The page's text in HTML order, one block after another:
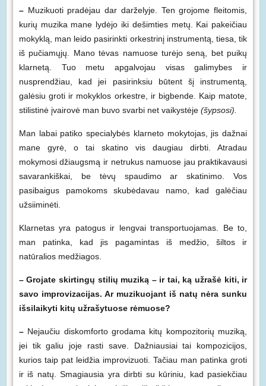
– Muzikuoti pradėjau dar darželyje. Ten grojome fleitomis,
kurių muzika mane lydėjo iki dešimties metų. Kai pakeičiau
mokyklą, man leido pasirinkti orkestrinį instrumentą, tiesa, tik
iš pučiamųjų. Mano tėvas namuose turėjo seną, bet puikų
klarnetą. Tuo metu apgalvojau visas galimybes ir
nusprendžiau, kad jei pasirinksiu būtent šį instrumentą,
galėsiu groti ir mokyklos orkestre, ir bigbende. Kaip matote,
stilistinė įvairovė man buvo svarbi net vaikystėje (šypsosi).
Man labai patiko specialybės klarneto mokytojas, jis dažnai
mane gyrė, o tai skatino vis daugiau dirbti. Atradau
mokymosi džiaugsmą ir netrukus namuose jau praktikavausi
savarankiškai, be tėvų spaudimo ar skatinimo. Vos
pasibaigus pamokoms skubėdavau namo, kad galėčiau
užsiiminėti.
Klarnetas yra patogus ir lengvai transportuojamas. Be to,
man patinka, kad jis pagamintas iš medžio, šiltos ir
natūralios medžiagos.
– Grojate skirtingų stilių muziką – ir tai, ką užrašė kiti, ir
savo improvizacijas. Ar muzikuojant iš natų nėra sunku
išsilaikyti kitų užrašytuose rėmuose?
– Nejaučiu diskomforto grodama kitų kompozitorių muziką,
jei tik galiu joje rasti save. Dažniausiai tai kompozicijos,
kurios taip pat leidžia improvizuoti. Tačiau man patinka groti
ir iš natų. Smagiausia yra dirbti su kūriniu, kad pasiekčiau